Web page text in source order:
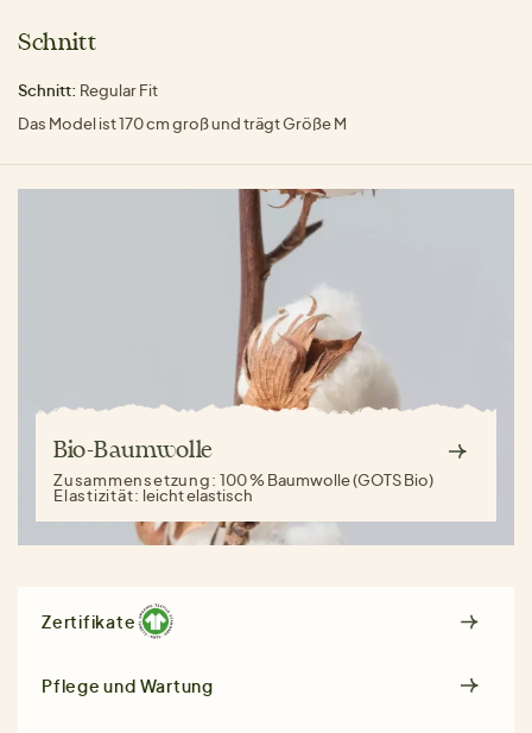
Schnitt
Schnitt: Regular Fit
Das Model ist 170 cm groß und trägt Größe M
Bio-Baumwolle
Zusammensetzung:100 % Baumwolle (GOTS Bio)
Elastizität: leicht elastisch
Zertifikate
Pflege und Wartung